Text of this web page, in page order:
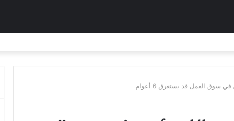
سوق العمل قد يستغرق 6 أعوام